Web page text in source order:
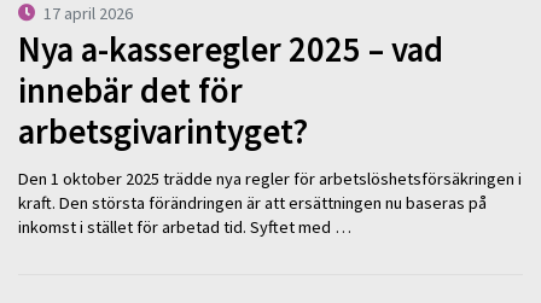
17 april 2026
Nya a-kasseregler 2025 – vad
innebär det för
arbetsgivarintyget?
Den 1 oktober 2025 trädde nya regler för arbetslöshetsförsäkringen i
kraft. Den största förändringen är att ersättningen nu baseras på
inkomst i stället för arbetad tid. Syftet med …